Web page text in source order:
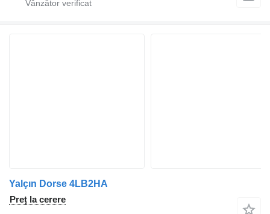
Yalçın Dorse 4LB2HA
Preț la cerere